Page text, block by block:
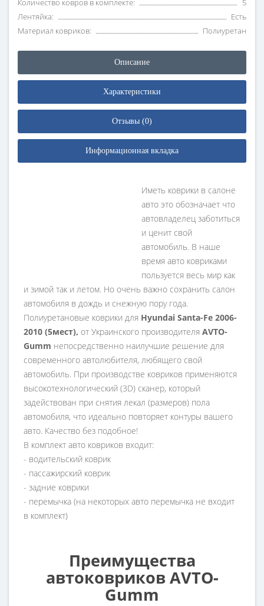
Количество ковров в комплекте:
5
Лентяйка:
Есть
Материал ковриков:
Полиуретан
Описание
Характеристики
Отзывы (0)
Информационная вкладка
Иметь коврики в салоне
авто это обозначает что
автовладелец заботиться
и ценит свой
автомобиль. В наше
время авто ковриками
пользуется весь мир как
и зимой так и летом. Но очень важно сохранить салон
автомобиля в дождь и снежную пору года.
Полиуретановые коврики для Hyundai Santa-Fe 2006-
2010 (5мест), от Украинского производителя AVTO-
Gumm непосредственно наилучшие решение для
современного автолюбителя, любящего свой
автомобиль. При производстве ковриков применяются
высокотехнологический (3D) сканер, который
задействован при снятия лекал (размеров) пола
автомобиля, что идеально повторяет контуры вашего
авто. Качество без подобное!
В комплект авто ковриков входит:
- водительский коврик
- пассажирский коврик
- задние коврики
- перемычка (на некоторых авто перемычка не входит
в комплект)
Преимущества
автоковриков AVTO-
Gumm